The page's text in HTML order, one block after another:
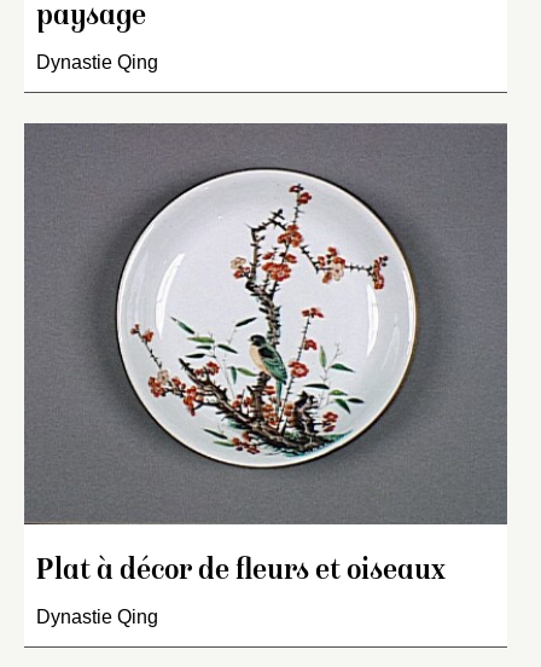
paysage
Dynastie Qing
Plat à décor de fleurs et oiseaux
Dynastie Qing